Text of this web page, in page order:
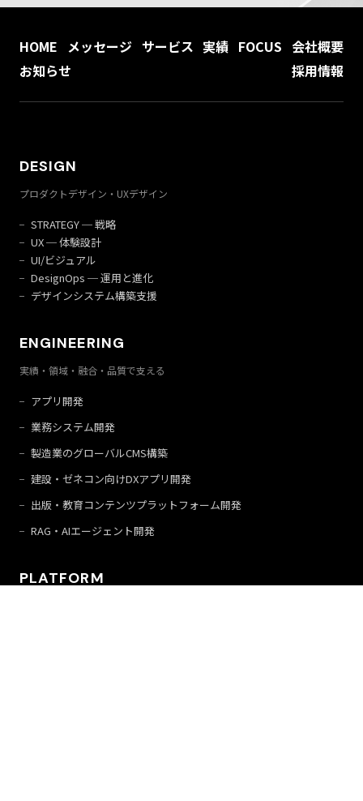
HOME メッセージ サービス 実績 FOCUS 会社概要
お知らせ
採用情報
DESIGN
プロダクトデザイン・UXデザイン
STRATEGY ─ 戦略
UX ─ 体験設計
UI/ビジュアル
DesignOps ─ 運用と進化
デザインシステム構築支援
ENGINEERING
実績・領域・融合・品質で支える
アプリ開発
業務システム開発
製造業のグローバルCMS構築
建設・ゼネコン向けDXアプリ開発
出版・教育コンテンツプラットフォーム開発
RAG・AIエージェント開発
PLATFORM